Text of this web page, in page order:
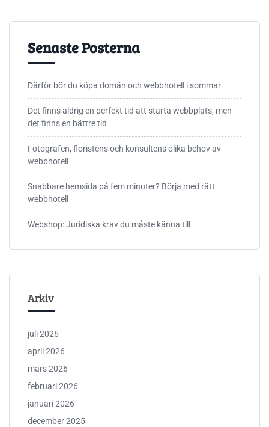
Senaste Posterna
Därför bör du köpa domän och webbhotell i sommar
Det finns aldrig en perfekt tid att starta webbplats, men
det finns en bättre tid
Fotografen, floristens och konsultens olika behov av
webbhotell
Snabbare hemsida på fem minuter? Börja med rätt
webbhotell
Webshop: Juridiska krav du måste känna till
Arkiv
juli 2026
april 2026
mars 2026
februari 2026
januari 2026
december 2025